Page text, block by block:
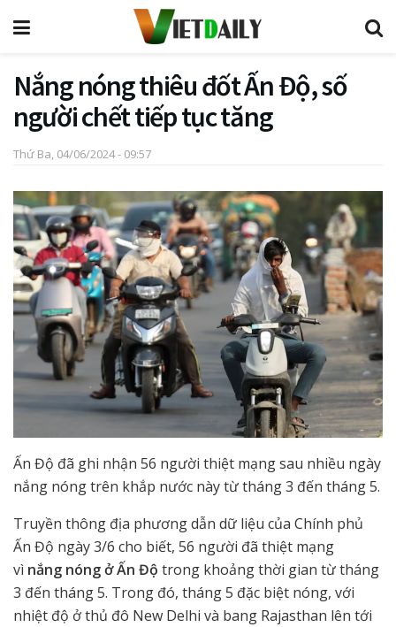
Nắng nóng thiêu đốt Ấn Độ, số
người chết tiếp tục tăng
Thứ Ba, 04/06/2024 - 09:57
Ấn Độ đã ghi nhận 56 người thiệt mạng sau nhiều ngày
nắng nóng trên khắp nước này từ tháng 3 đến tháng 5.
Truyền thông địa phương dẫn dữ liệu của Chính phủ
Ấn Độ ngày 3/6 cho biết, 56 người đã thiệt mạng
vì nắng nóng ở Ấn Độ trong khoảng thời gian từ tháng
3 đến tháng 5. Trong đó, tháng 5 đặc biệt nóng, với
nhiệt độ ở thủ đô New Delhi và bang Rajasthan lên tới